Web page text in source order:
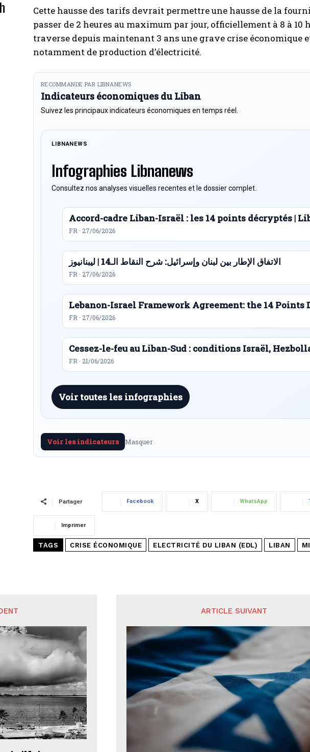
Cette hausse des tarifs devrait permettre une hausse de la
passer de 2 heures au maximum par jour, officiellement à 8 à 10
traverse depuis maintenant 3 ans une grave crise économique
notamment de production d’électricité.
RECOMMANDE PAR LIBNANEWS
Indicateurs économiques du Liban
Suivez les principaux indicateurs économiques en temps réel.
LIBNANEWS
Infographies Libnanews
Consultez nos analyses visuelles recentes et le dossier complet.
Accord-cadre Liban-Israël : les 14 points décryptés |
FR · 27/06/2026
الاتفاق الإطار بين لبنان وإسرائيل: شرح النقاط الـ14 | ليبنانيوز
FR · 27/06/2026
Lebanon-Israel Framework Agreement: the 14 Points
FR · 27/06/2026
Cessez-le-feu au Liban-Sud : conditions Israël,
FR · 21/06/2026
Voir toutes les infographies
Voir les indicateurs Masquer
Partager Facebook X WhatsApp
Imprimer
TAGS CRISE ÉCONOMIQUE ELECTRICITÉ DU LIBAN (EDL) LIBAN
ARTICLE SUIVANT